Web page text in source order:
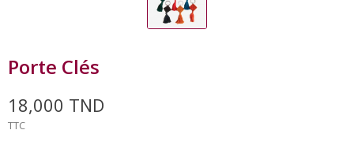
Porte Clés
18,000 TND
TTC